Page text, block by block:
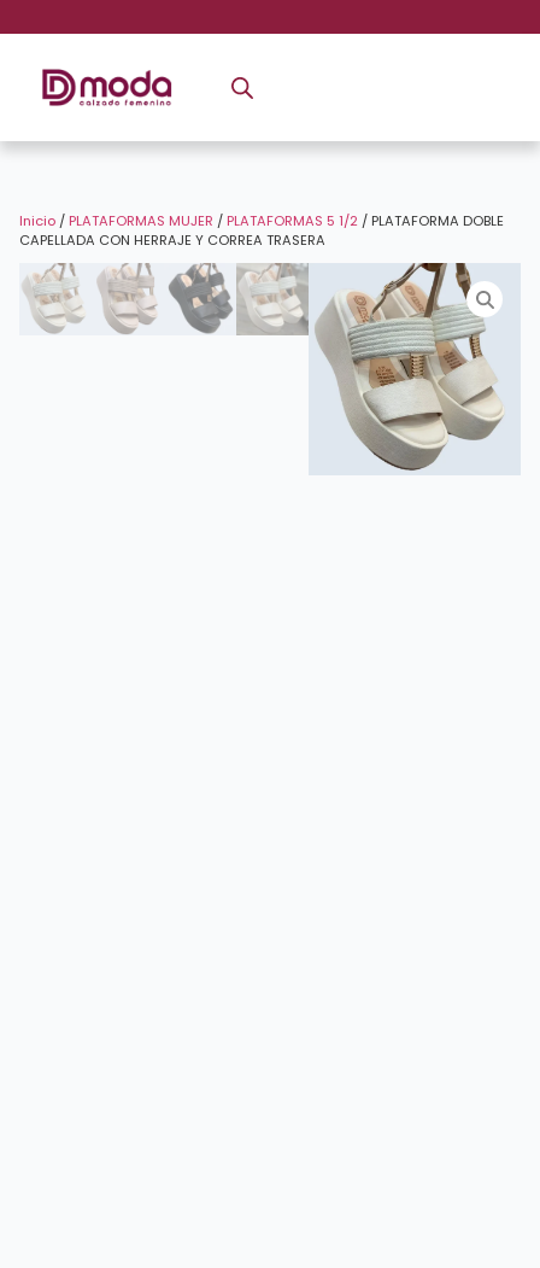
Inicio / PLATAFORMAS MUJER / PLATAFORMAS 5 1/2 / PLATAFORMA DOBLE
CAPELLADA CON HERRAJE Y CORREA TRASERA